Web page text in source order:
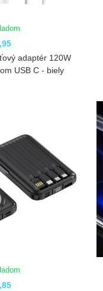
adaptér 120W
USB C - biely